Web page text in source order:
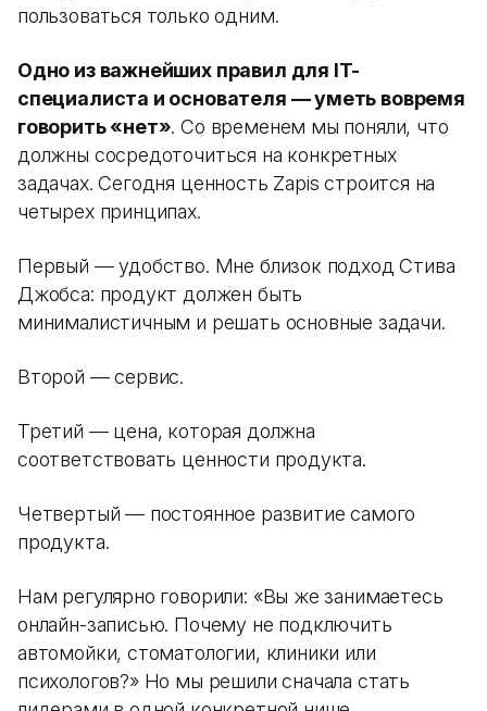
пользоваться только одним.
Одно из важнейших правил для IT-
специалиста и основателя — уметь вовремя
говорить «нет». Со временем мы поняли, что
должны сосредоточиться на конкретных
задачах. Сегодня ценность Zapis строится на
четырех принципах.
Первый — удобство. Мне близок подход Стива
Джобса: продукт должен быть
минималистичным и решать основные задачи.
Второй — сервис.
Третий — цена, которая должна
соответствовать ценности продукта.
Четвертый — постоянное развитие самого
продукта.
Нам регулярно говорили: «Вы же занимаетесь
онлайн-записью. Почему не подключить
автомойки, стоматологии, клиники или
психологов?» Но мы решили сначала стать